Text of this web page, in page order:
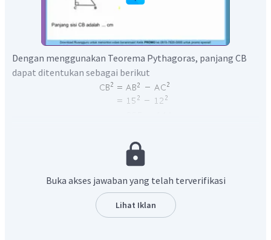
Dengan menggunakan Teorema Pythagoras, panjang CB
dapat ditentukan sebagai berikut
Karena panjang sisi tidak mungkin bernilai negatif, maka
nilai yang memenuhi adalah CB = 9cm
Jadi, panjang CB adalah 9cm.
Buka akses jawaban yang telah terverifikasi
Lihat Iklan